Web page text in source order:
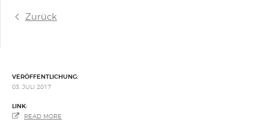
Zurück
VERÖFFENTLICHUNG:
03. JULI 2017
LINK:
READ MORE